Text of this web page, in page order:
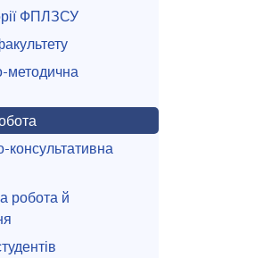
ФПЛЗСУ
методична
консультативна
робота й